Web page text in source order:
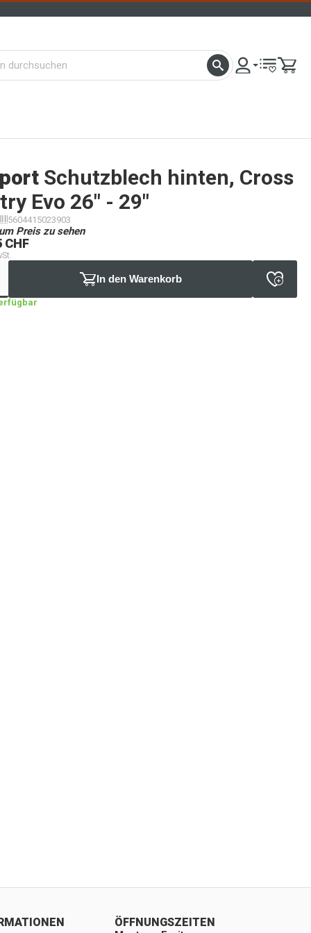
Schutzblech hinten, Cross
Evo 26" - 29"
5604415023903
Preis zu sehen
CHF
In den Warenkorb
ÖFFNUNGSZEITEN